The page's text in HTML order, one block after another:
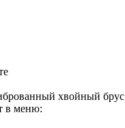
хвойный брус
в меню: